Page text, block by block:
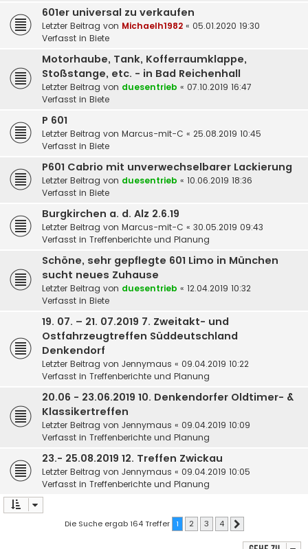
601er universal zu verkaufen
Letzter Beitrag von Michaelh1982 « 05.01.2020 19:30
Verfasst in Biete
Motorhaube, Tank, Kofferraumklappe,
Stoßstange, etc. - in Bad Reichenhall
Letzter Beitrag von duesentrieb « 07.10.2019 16:47
Verfasst in Biete
P 601
Letzter Beitrag von Marcus-mit-C « 25.08.2019 10:45
Verfasst in Biete
P601 Cabrio mit unverwechselbarer Lackierung
Letzter Beitrag von duesentrieb « 10.06.2019 18:36
Verfasst in Biete
Burgkirchen a. d. Alz 2.6.19
Letzter Beitrag von Marcus-mit-C « 30.05.2019 09:43
Verfasst in Treffenberichte und Planung
Schöne, sehr gepflegte 601 Limo in München
sucht neues Zuhause
Letzter Beitrag von duesentrieb « 12.04.2019 10:32
Verfasst in Biete
19. 07. – 21. 07.2019 7. Zweitakt- und
Ostfahrzeugtreffen Süddeutschland
Denkendorf
Letzter Beitrag von Jennymaus « 09.04.2019 10:22
Verfasst in Treffenberichte und Planung
20.06 - 23.06.2019 10. Denkendorfer Oldtimer- &
Klassikertreffen
Letzter Beitrag von Jennymaus « 09.04.2019 10:09
Verfasst in Treffenberichte und Planung
23.- 25.08.2019 12. Treffen Zwickau
Letzter Beitrag von Jennymaus « 09.04.2019 10:05
Verfasst in Treffenberichte und Planung
Die Suche ergab 164 Treffer 1 2 3 4